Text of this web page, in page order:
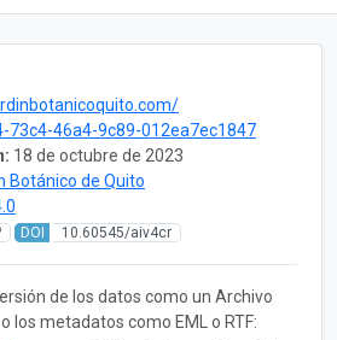
73c4-46a4-9c89-012ea7ec1847
18 de octubre de 2023
Botánico de Quito
DOI 10.60545/aiv4cr
de los datos como un Archivo
los metadatos como EML o RTF: